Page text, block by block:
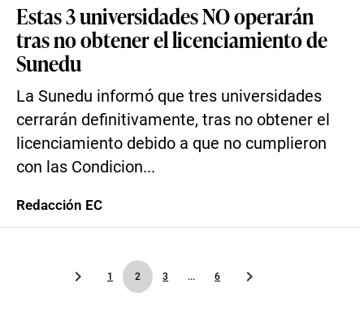
Estas 3 universidades NO operarán
tras no obtener el licenciamiento de
Sunedu
La Sunedu informó que tres universidades
cerrarán definitivamente, tras no obtener el
licenciamiento debido a que no cumplieron
con las Condicion...
Redacción EC
1 2 3 ... 6